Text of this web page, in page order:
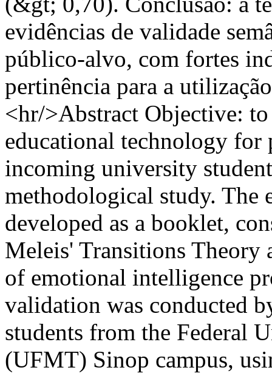
evidências de validade
público-alvo, com fortes
pertinência para a
<hr/>Abstract Objective:
educational technology for
incoming university
methodological study. The
developed as a booklet,
Meleis' Transitions Theory
of emotional intelligence
validation was conducted
students from the Federal
(UFMT) Sinop campus,